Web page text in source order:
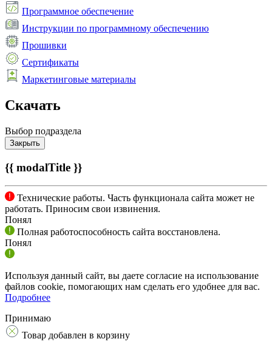
Программное обеспечение
Инструкции по программному обеспечению
Прошивки
Сертификаты
Маркетинговые материалы
Скачать
Выбор подраздела
Закрыть
{{ modalTitle }}
Технические работы. Часть функционала сайта может не
работать. Приносим свои извинения.
Понял
Полная работоспособность сайта восстановлена.
Понял
Используя данный сайт, вы даете согласие на использование
файлов cookie, помогающих нам сделать его удобнее для вас.
Подробнее
Принимаю
Товар добавлен в корзину